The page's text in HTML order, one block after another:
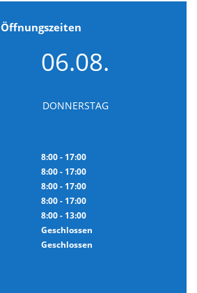
Öffnungszeiten
06.08.
DONNERSTAG
8:00 - 17:00
8:00 - 17:00
8:00 - 17:00
8:00 - 17:00
8:00 - 13:00
Geschlossen
Geschlossen